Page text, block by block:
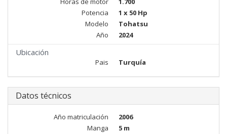
Potencia
1 x 50 Hp
Modelo
Tohatsu
Año
2024
Ubicación
Pais Turquía
Datos técnicos
Año matriculación
2006
Manga
5 m